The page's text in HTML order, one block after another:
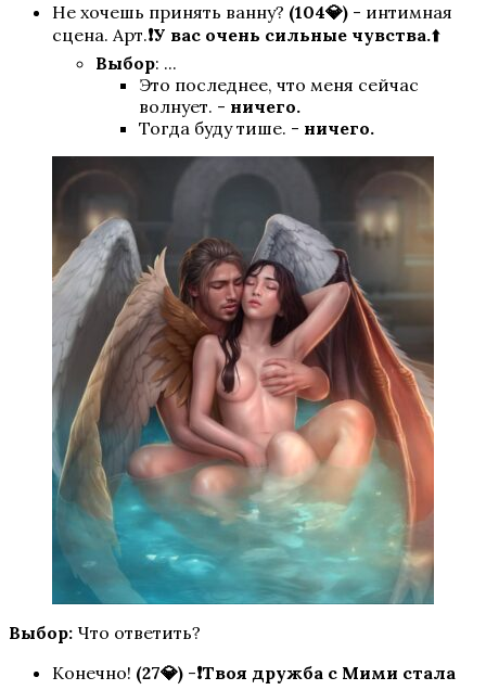
В Ритме Страсти
Высокий прибой
Тени Сентфора
Не хочешь принять ванну? (104💎) - интимная
сцена. Арт.❗У вас очень сильные чувства.⬆️
Выбор: ...
Это последнее, что меня сейчас
волнует. - ничего.
Тогда буду тише. - ничего.
Выбор: Что ответить?
Конечно! (27💎) -❗Твоя дружба с Мими стала